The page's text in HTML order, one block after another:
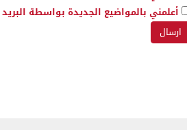
أعلمني بالمواضيع الجديدة بواسطة البريد